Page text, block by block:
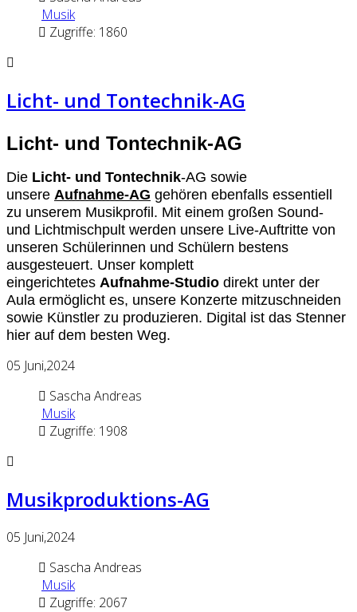
Musik
Zugriffe: 1860
Licht- und Tontechnik-AG
Licht- und Tontechnik-AG
Die Licht- und Tontechnik-AG sowie
unsere Aufnahme-AG gehören ebenfalls essentiell
zu unserem Musikprofil. Mit einem großen Sound-
und Lichtmischpult werden unsere Live-Auftritte von
unseren Schülerinnen und Schülern bestens
ausgesteuert. Unser komplett
eingerichtetes Aufnahme-Studio direkt unter der
Aula ermöglicht es, unsere Konzerte mitzuschneiden
sowie Künstler zu produzieren. Digital ist das Stenner
hier auf dem besten Weg.
05 Juni,2024
Sascha Andreas
Musik
Zugriffe: 1908
Musikproduktions-AG
05 Juni,2024
Sascha Andreas
Musik
Zugriffe: 2067